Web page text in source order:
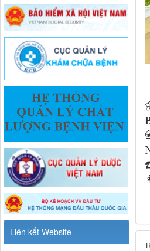
Liên kết Website